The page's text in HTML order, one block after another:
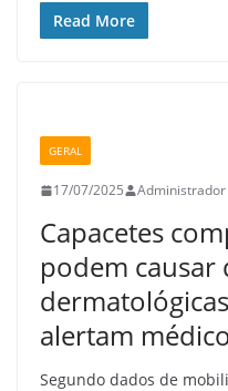
Read More
GERAL
17/07/2025 Administrador
Capacetes
podem causar
alertam
Segundo dados de